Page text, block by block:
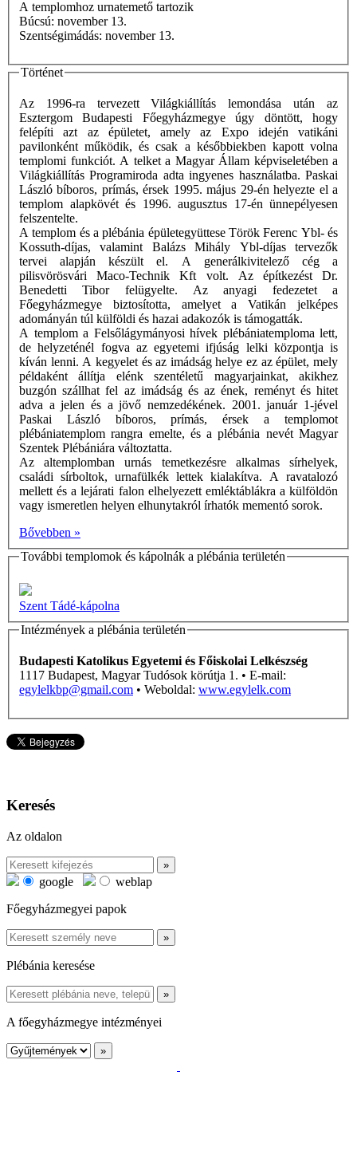
A templomhoz urnatemető tartozik
Búcsú: november 13.
Szentségimádás: november 13.
Történet
Az 1996-ra tervezett Világkiállítás lemondása után az
Esztergom Budapesti Főegyházmegye úgy döntött, hogy
felépíti azt az épületet, amely az Expo idején vatikáni
pavilonként működik, és csak a későbbiekben kapott volna
templomi funkciót. A telket a Magyar Állam képviseletében a
Világkiállítás Programiroda adta ingyenes használatba. Paskai
László bíboros, prímás, érsek 1995. május 29-én helyezte el a
templom alapkövét és 1996. augusztus 17-én ünnepélyesen
felszentelte.
A templom és a plébánia épületegyüttese Török Ferenc Ybl- és
Kossuth-díjas, valamint Balázs Mihály Ybl-díjas tervezők
tervei alapján készült el. A generálkivitelező cég a
pilisvörösvári Maco-Technik Kft volt. Az építkezést Dr.
Benedetti Tibor felügyelte. Az anyagi fedezetet a
Főegyházmegye biztosította, amelyet a Vatikán jelképes
adományán túl külföldi és hazai adakozók is támogatták.
A templom a Felsőlágymányosi hívek plébániatemploma lett,
de helyzeténél fogva az egyetemi ifjúság lelki központja is
kíván lenni. A kegyelet és az imádság helye ez az épület, mely
példaként állítja elénk szentéletű magyarjainkat, akikhez
buzgón szállhat fel az imádság és az ének, reményt és hitet
adva a jelen és a jövő nemzedékének. 2001. január 1-jével
Paskai László bíboros, prímás, érsek a templomot
plébániatemplom rangra emelte, és a plébánia nevét Magyar
Szentek Plébániára változtatta.
Az altemplomban urnás temetkezésre alkalmas sírhelyek,
családi sírboltok, urnafülkék lettek kialakítva. A ravatalozó
mellett és a lejárati falon elhelyezett emléktáblákra a külföldön
vagy ismeretlen helyen elhunytakról írhatók mementó sorok.
Bővebben »
További templomok és kápolnák a plébánia területén
Szent Tádé-kápolna
Intézmények a plébánia területén
Budapesti Katolikus Egyetemi és Főiskolai Lelkészség
1117 Budapest, Magyar Tudósok körútja 1. • E-mail:
egylelkbp@gmail.com • Weboldal: www.egylelk.com
Keresés
Az oldalon
google
weblap
Főegyházmegyei papok
Plébánia keresése
A főegyházmegye intézményei